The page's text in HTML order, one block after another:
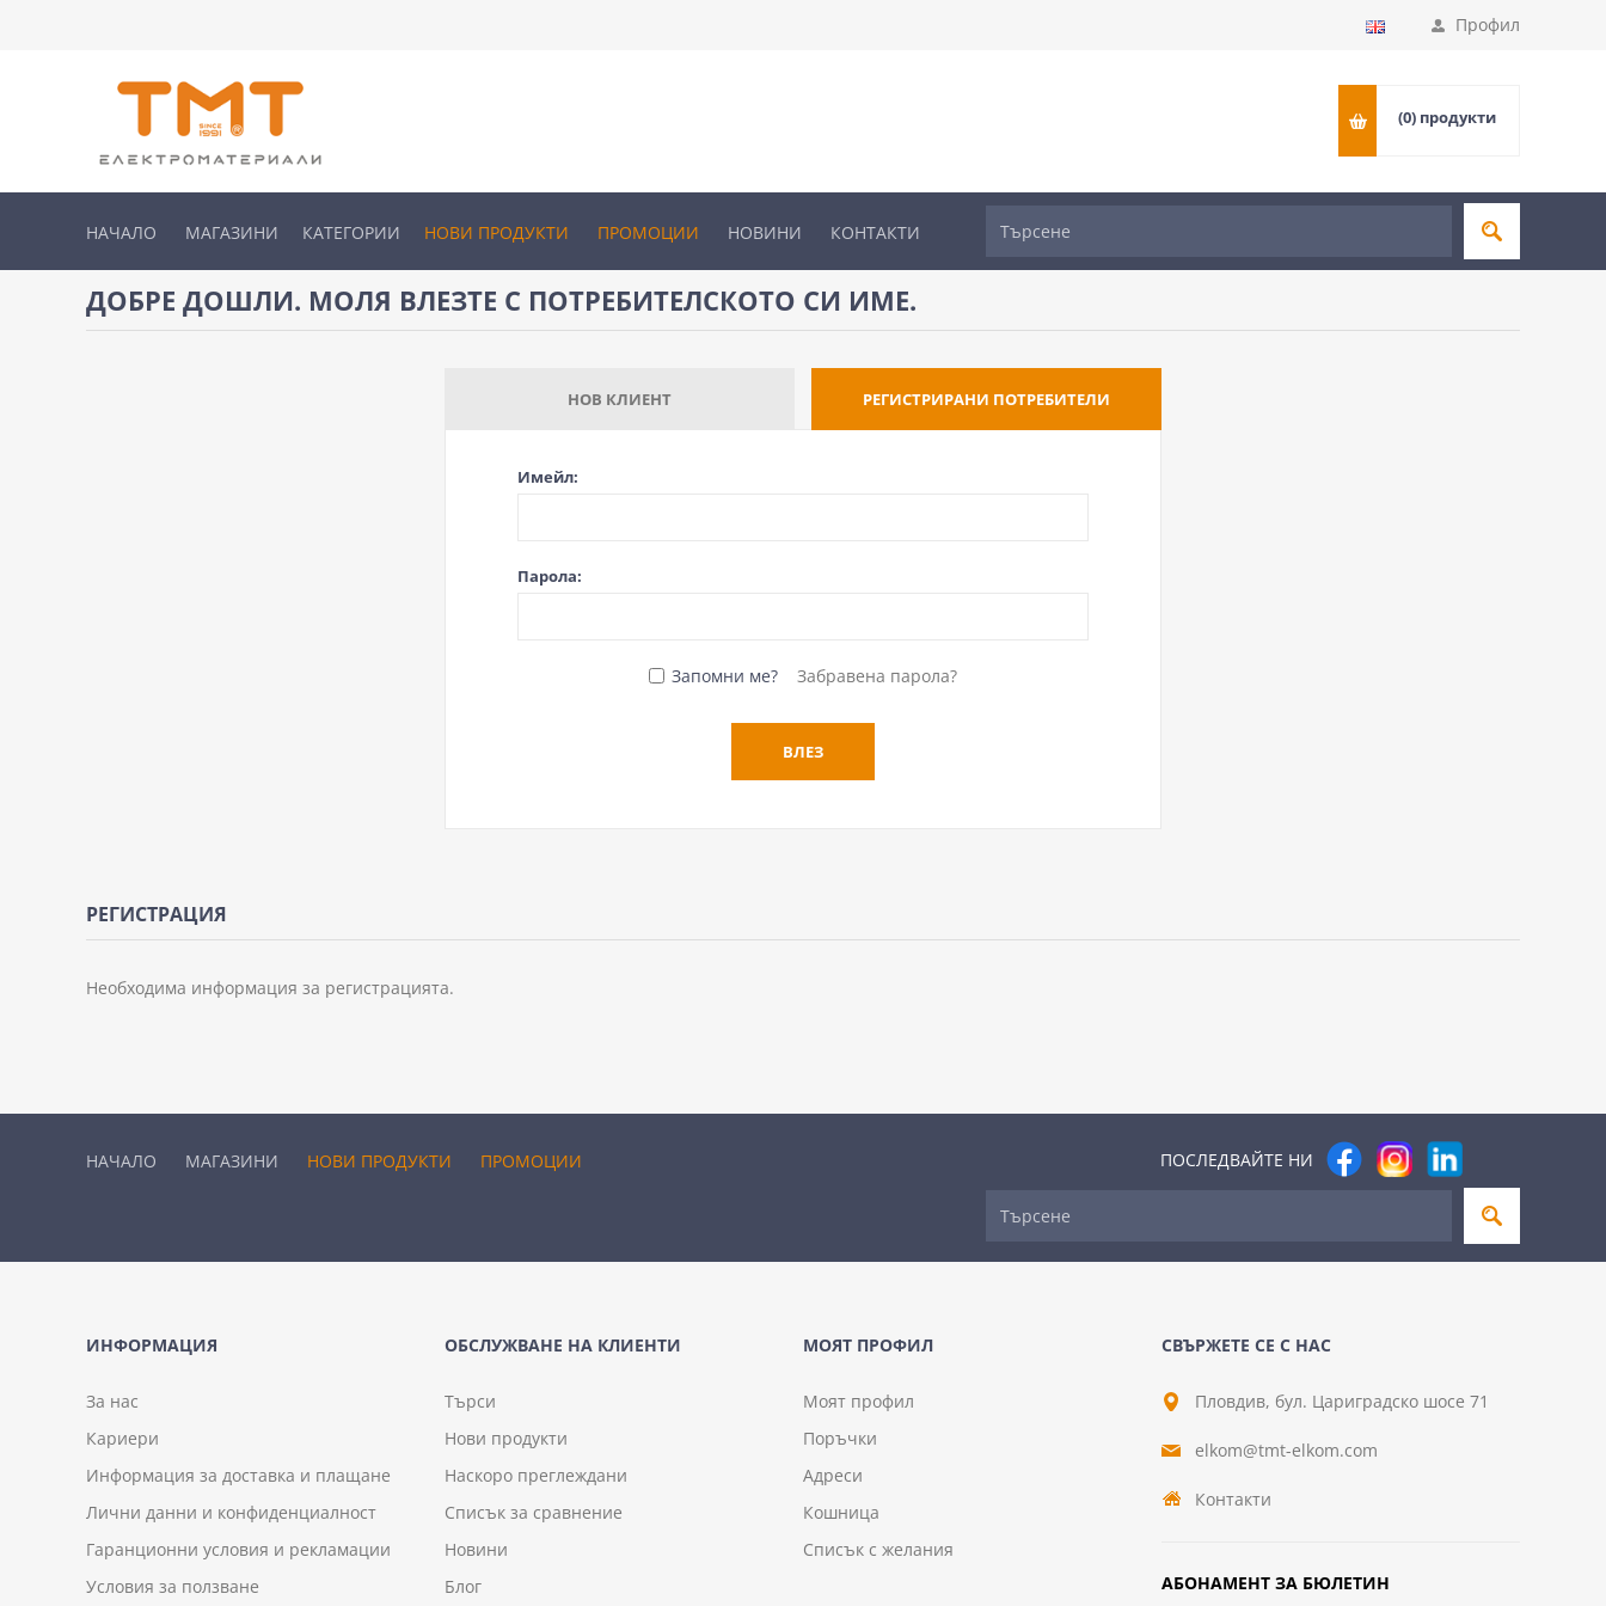
Профил
(0) продукти
НАЧАЛО МАГАЗИНИ КАТЕГОРИИ НОВИ ПРОДУКТИ ПРОМОЦИИ НОВИНИ КОНТАКТИ
ДОБРЕ ДОШЛИ. МОЛЯ ВЛЕЗТЕ С ПОТРЕБИТЕЛСКОТО СИ ИМЕ.
НОВ КЛИЕНТ РЕГИСТРИРАНИ ПОТРЕБИТЕЛИ
Имейл:
Парола:
Запомни ме? Забравена парола?
РЕГИСТРАЦИЯ
Необходима информация за регистрацията.
ПОСЛЕДВАЙТЕ НИ
НАЧАЛО МАГАЗИНИ НОВИ ПРОДУКТИ ПРОМОЦИИ
ИНФОРМАЦИЯ
За нас
Кариери
Информация за доставка и плащане
Лични данни и конфиденциалност
Гаранционни условия и рекламации
Условия за ползване
ОБСЛУЖВАНЕ НА КЛИЕНТИ
Търси
Нови продукти
Наскоро преглеждани
Списък за сравнение
Новини
Блог
МОЯТ ПРОФИЛ
Моят профил
Поръчки
Адреси
Кошница
Списък с желания
СВЪРЖЕТЕ СЕ С НАС
Пловдив, бул. Цариградско шосе 71
elkom@tmt-elkom.com
Контакти
АБОНАМЕНТ ЗА БЮЛЕТИН